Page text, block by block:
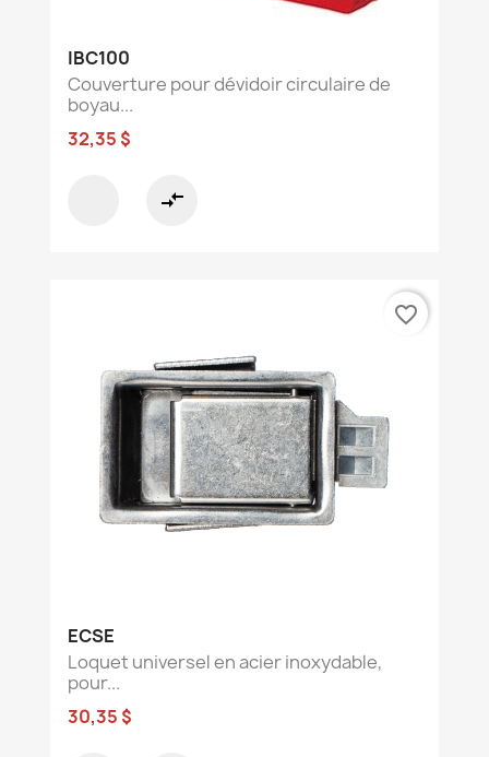
IBC100
Couverture pour dévidoir circulaire de
boyau...
32,35 $
compare_arrows
ECSE
Loquet universel en acier inoxydable,
pour...
30,35 $
favorite_border